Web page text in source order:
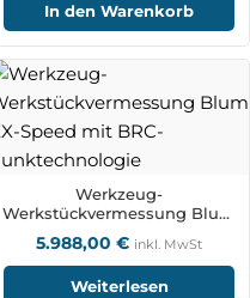
In den Warenkorb
Werkzeug-
Werkstückvermessung Blum
ZX-Speed mit BRC-
Funktechnologie
5.988,00 € inkl. MwSt
Weiterlesen